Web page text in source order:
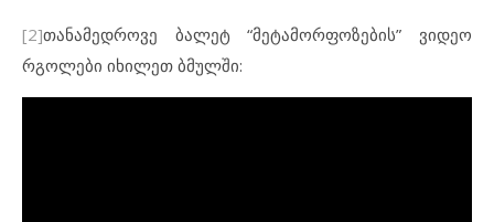
[2]თანამედროვე ბალეტ “მეტამორფოზების” ვიდეო
რგოლები იხილეთ ბმულში: